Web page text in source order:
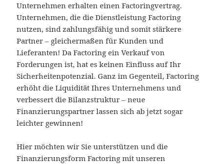
Unternehmen erhalten einen Factoringvertrag.
Unternehmen, die die Dienstleistung Factoring
nutzen, sind zahlungsfähig und somit stärkere
Partner – gleichermaßen für Kunden und
Lieferanten! Da Factoring ein Verkauf von
Forderungen ist, hat es keinen Einfluss auf Ihr
Sicherheitenpotenzial. Ganz im Gegenteil, Factoring
erhöht die Liquidität Ihres Unternehmens und
verbessert die Bilanzstruktur – neue
Finanzierungspartner lassen sich ab jetzt sogar
leichter gewinnen!
Hier möchten wir Sie unterstützen und die
Finanzierungsform Factoring mit unseren